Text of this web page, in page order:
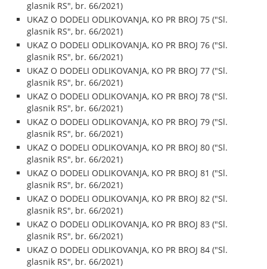
glasnik RS", br. 66/2021)
UKAZ O DODELI ODLIKOVANJA, KO PR BROJ 75 ("Sl.
glasnik RS", br. 66/2021)
UKAZ O DODELI ODLIKOVANJA, KO PR BROJ 76 ("Sl.
glasnik RS", br. 66/2021)
UKAZ O DODELI ODLIKOVANJA, KO PR BROJ 77 ("Sl.
glasnik RS", br. 66/2021)
UKAZ O DODELI ODLIKOVANJA, KO PR BROJ 78 ("Sl.
glasnik RS", br. 66/2021)
UKAZ O DODELI ODLIKOVANJA, KO PR BROJ 79 ("Sl.
glasnik RS", br. 66/2021)
UKAZ O DODELI ODLIKOVANJA, KO PR BROJ 80 ("Sl.
glasnik RS", br. 66/2021)
UKAZ O DODELI ODLIKOVANJA, KO PR BROJ 81 ("Sl.
glasnik RS", br. 66/2021)
UKAZ O DODELI ODLIKOVANJA, KO PR BROJ 82 ("Sl.
glasnik RS", br. 66/2021)
UKAZ O DODELI ODLIKOVANJA, KO PR BROJ 83 ("Sl.
glasnik RS", br. 66/2021)
UKAZ O DODELI ODLIKOVANJA, KO PR BROJ 84 ("Sl.
glasnik RS", br. 66/2021)